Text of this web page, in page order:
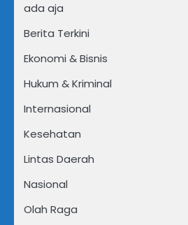
ada aja
Berita Terkini
Ekonomi & Bisnis
Hukum & Kriminal
Internasional
Kesehatan
Lintas Daerah
Nasional
Olah Raga